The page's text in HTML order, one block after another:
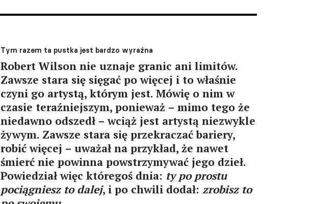
Tym razem ta pustka jest bardzo wyraźna
Robert Wilson nie uznaje granic ani limitów.
Zawsze stara się sięgać po więcej i to właśnie
czyni go artystą, którym jest. Mówię o nim w
czasie teraźniejszym, ponieważ – mimo tego że
niedawno odszedł – wciąż jest artystą niezwykle
żywym. Zawsze stara się przekraczać bariery,
robić więcej – uważał na przykład, że nawet
śmierć nie powinna powstrzymywać jego dzieł.
Powiedział więc któregoś dnia: ty po prostu
pociągniesz to dalej, i po chwili dodał: zrobisz to